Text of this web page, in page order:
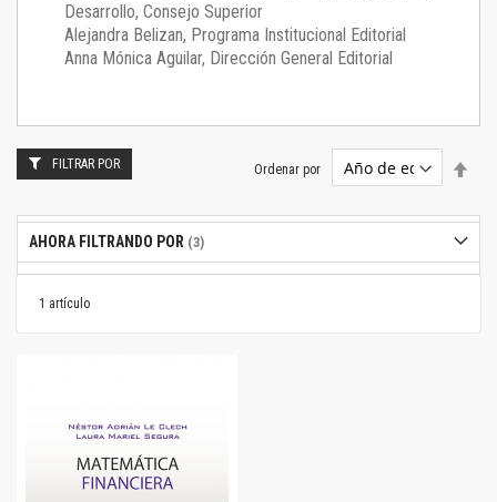
Desarrollo, Consejo Superior
Alejandra Belizan, Programa Institucional Editorial
Anna Mónica Aguilar, Dirección General Editorial
1 artículo
Ordenar por
FILTRAR POR
AHORA FILTRANDO POR